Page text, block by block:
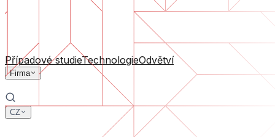
Podle velikosti firmy
Pro lídry odvětví
Všechny služby
Případové studieTechnologieOdvětví
Firma
CZ